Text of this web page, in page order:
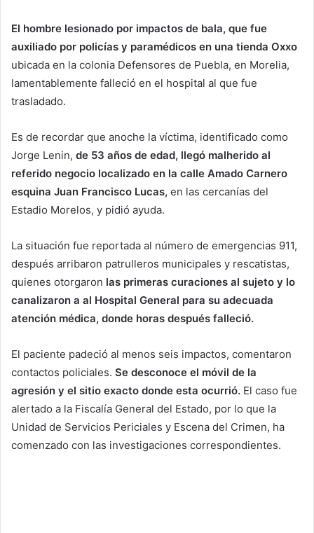
El hombre lesionado por impactos de bala, que fue
auxiliado por policías y paramédicos en una tienda Oxxo
ubicada en la colonia Defensores de Puebla, en Morelia,
lamentablemente falleció en el hospital al que fue
trasladado.
Es de recordar que anoche la víctima, identificado como
Jorge Lenin, de 53 años de edad, llegó malherido al
referido negocio localizado en la calle Amado Carnero
esquina Juan Francisco Lucas, en las cercanías del
Estadio Morelos, y pidió ayuda.
La situación fue reportada al número de emergencias 911,
después arribaron patrulleros municipales y rescatistas,
quienes otorgaron las primeras curaciones al sujeto y lo
canalizaron a al Hospital General para su adecuada
atención médica, donde horas después falleció.
El paciente padeció al menos seis impactos, comentaron
contactos policiales. Se desconoce el móvil de la
agresión y el sitio exacto donde esta ocurrió. El caso fue
alertado a la Fiscalía General del Estado, por lo que la
Unidad de Servicios Periciales y Escena del Crimen, ha
comenzado con las investigaciones correspondientes.